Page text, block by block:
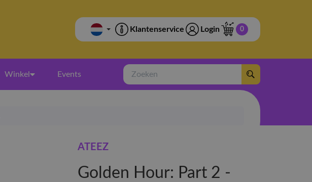
Klantenservice Login 0
Winkel Events
Zoeken
ATEEZ
Golden Hour: Part 2 -